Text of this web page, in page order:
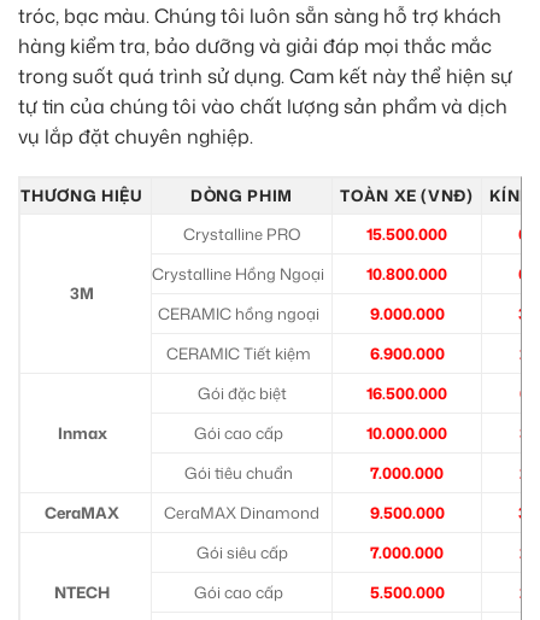
tróc, bạc màu. Chúng tôi luôn sẵn sàng hỗ trợ khách
hàng kiểm tra, bảo dưỡng và giải đáp mọi thắc mắc
trong suốt quá trình sử dụng. Cam kết này thể hiện sự
tự tin của chúng tôi vào chất lượng sản phẩm và dịch
vụ lắp đặt chuyên nghiệp.
THƯƠNG HIỆU DÒNG PHIM TOÀN XE (VNĐ) KÍNH
3M
Crystalline PRO 15.500.000
Crystalline Hồng Ngoại
10.800.000
CERAMIC hồng ngoại
9.000.000
CERAMIC Tiết kiệm
6.900.000
Inmax
Gói đặc biệt 16.500.000
Gói cao cấp
10.000.000
Gói tiêu chuẩn
7.000.000
CeraMAX
CeraMAX Dinamond 9.500.000
NTECH
Gói siêu cấp 7.000.000
Gói cao cấp
5.500.000